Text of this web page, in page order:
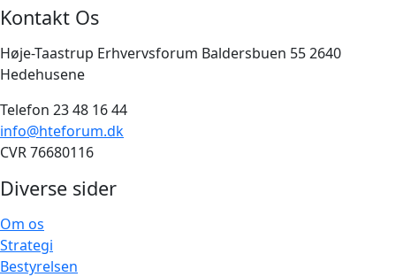
Kontakt Os
Høje-Taastrup Erhvervsforum Baldersbuen 55 2640
Hedehusene
Telefon 23 48 16 44
info@hteforum.dk
CVR 76680116
Diverse sider
Om os
Strategi
Bestyrelsen